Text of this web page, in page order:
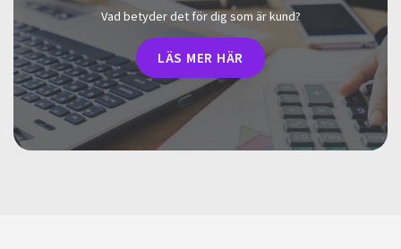
Vad betyder det för dig som är kund?
LÄS MER HÄR